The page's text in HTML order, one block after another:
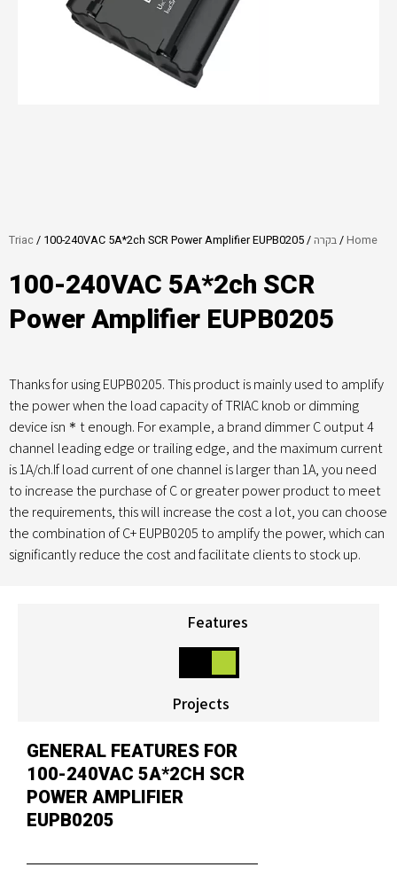
Home
/בקרה /
Triac / 100-240VAC 5A*2ch SCR Power Amplifier EUPB0205
100-240VAC 5A*2ch SCR
Power Amplifier EUPB0205
Thanks for using EUPB0205. This product is mainly used to amplify
the power when the load capacity of TRIAC knob or dimming
device isn＊t enough. For example, a brand dimmer C output 4
channel leading edge or trailing edge, and the maximum current
is 1A/ch.If load current of one channel is larger than 1A, you need
to increase the purchase of C or greater power product to meet
the requirements, this will increase the cost a lot, you can choose
the combination of C+ EUPB0205 to amplify the power, which can
significantly reduce the cost and facilitate clients to stock up.
Features
Projects
GENERAL FEATURES FOR
100-240VAC 5A*2CH SCR
POWER AMPLIFIER
EUPB0205